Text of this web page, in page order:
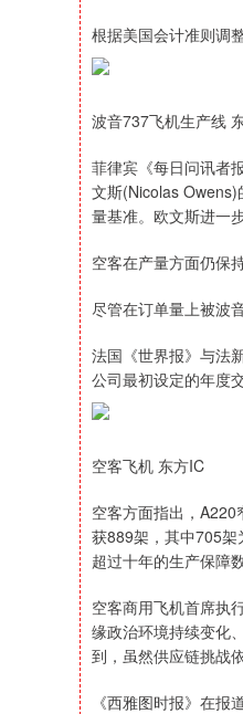
根据美国会计准则调
波音737飞机生产线
菲律宾《每日问讯者
文斯(Nicolas
量基准。欧文斯进一
空客在产量方面仍保
尽管在订单量上被波
法国《世界报》与法
公司最初设定的年度
空客飞机 东方IC
空客方面指出，
获889架，其中705
超过十年的生产保障数
空客商用飞机首席执
缘政治环境持续变化
到，虽然供应链挑战
《西雅图时报》在